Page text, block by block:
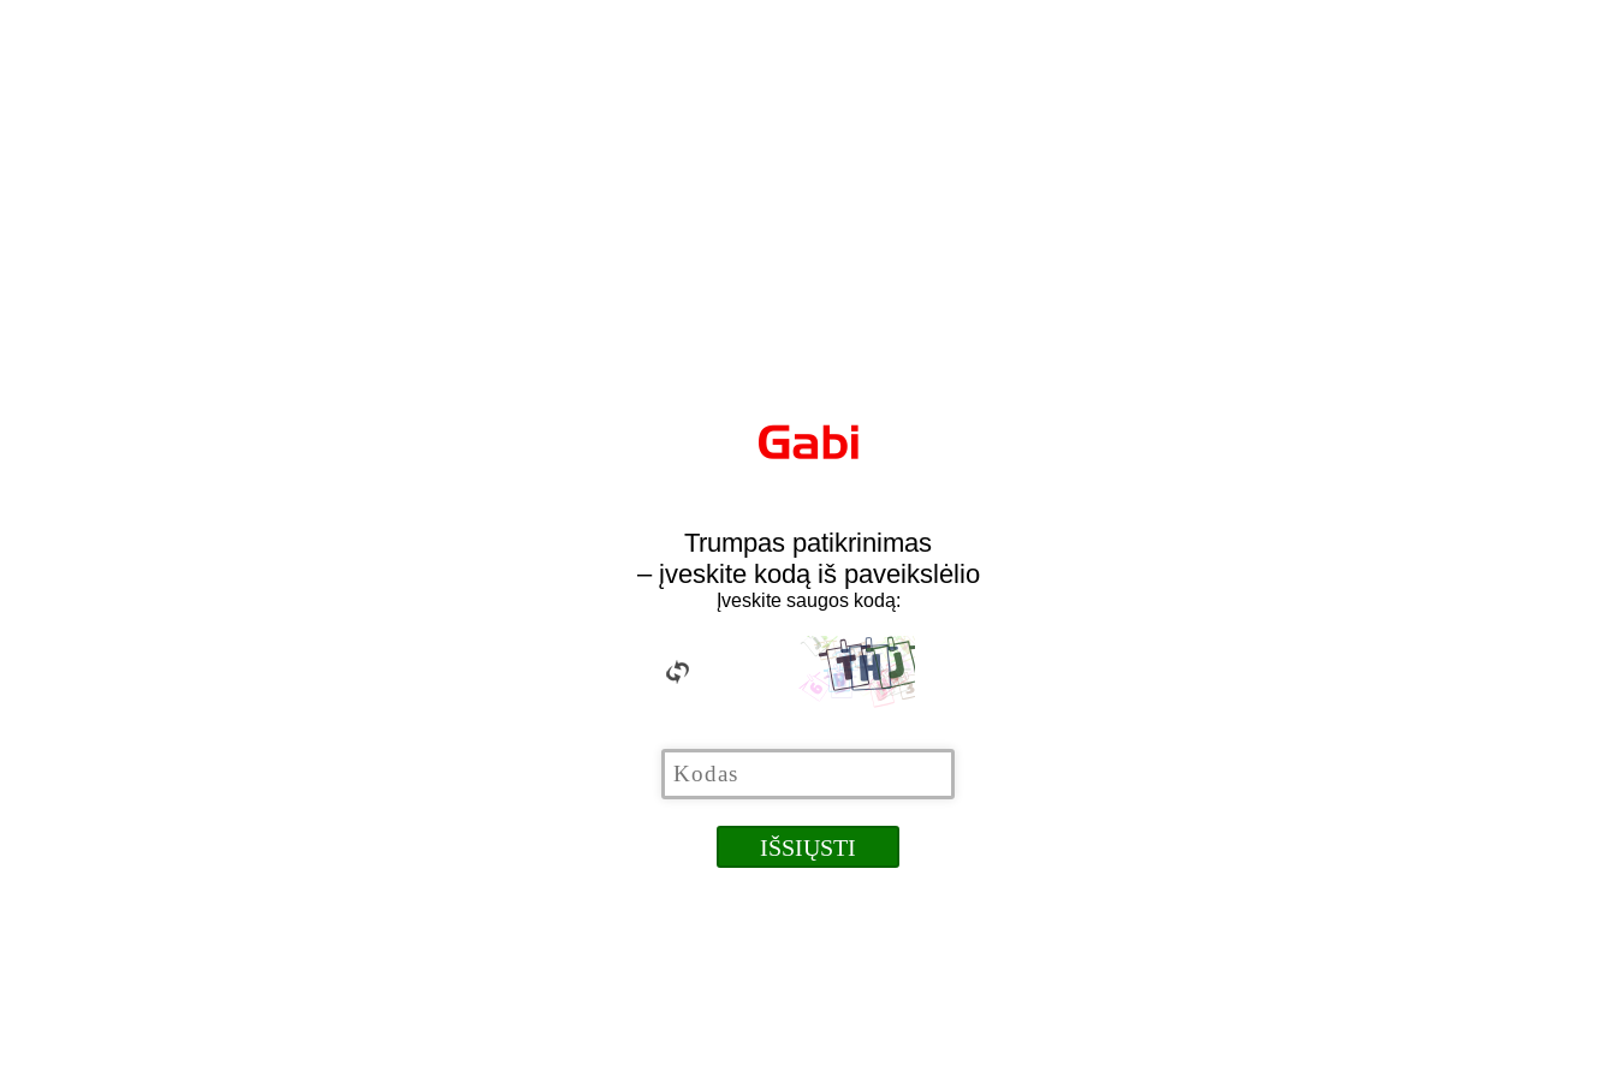
Trumpas patikrinimas
– įveskite kodą iš paveikslėlio
Įveskite saugos kodą: